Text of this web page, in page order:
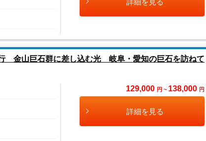
詳細を見る
金山巨石群に差し込む光 岐阜・愛知の巨石を訪ねて
129,000 円 ~ 138,000 円
詳細を見る